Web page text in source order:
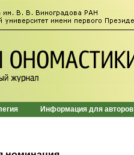
Информация для авторов